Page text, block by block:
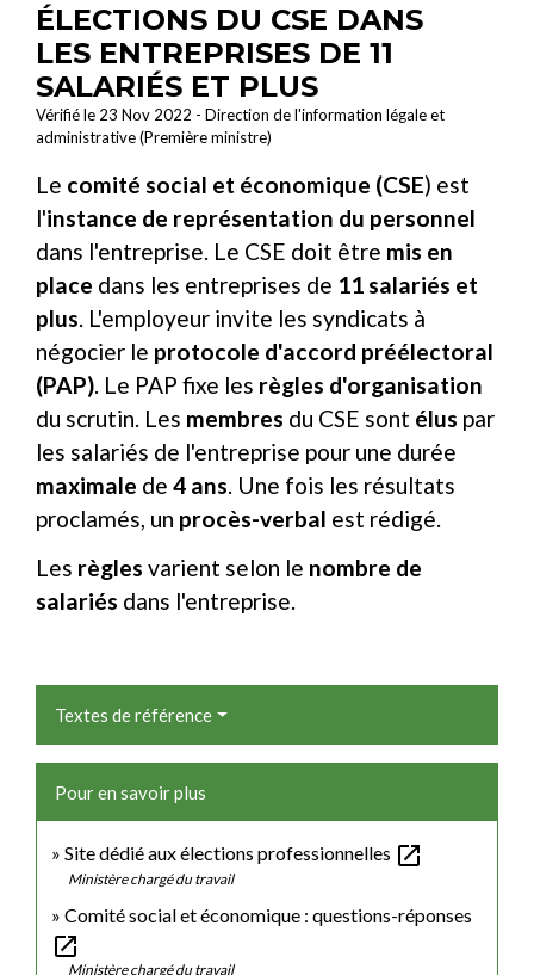
ÉLECTIONS DU CSE DANS
LES ENTREPRISES DE 11
SALARIÉS ET PLUS
Vérifié le 23 Nov 2022 - Direction de l'information légale et
administrative (Première ministre)
Le comité social et économique (CSE) est
l'instance de représentation du personnel
dans l'entreprise. Le CSE doit être mis en
place dans les entreprises de 11 salariés et
plus . L'employeur invite les syndicats à
négocier le protocole d'accord préélectoral
(PAP) . Le PAP fixe les règles d'organisation
du scrutin. Les membres du CSE sont élus par
les salariés de l'entreprise pour une durée
maximale de 4 ans . Une fois les résultats
proclamés, un procès-verbal est rédigé.
Les règles varient selon le nombre de
salariés dans l'entreprise.
Textes de référence
Pour en savoir plus
Site dédié aux élections professionnelles open_in_new
Ministère chargé du travail
Comité social et économique : questions-réponses
open_in_new
Ministère chargé du travail